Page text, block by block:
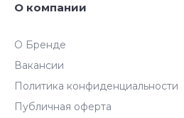
О компании
О Бренде
Вакансии
Политика конфиденциальности
Публичная оферта